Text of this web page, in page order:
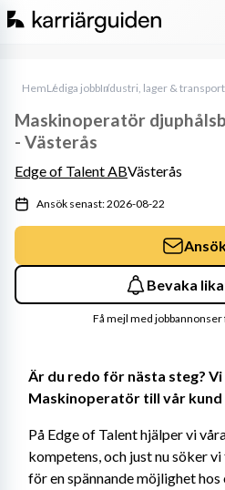
HemLediga jobbIndustri, lager & transport
Är du redo för nästa steg? Vi
Maskinoperatör till vår kund
På Edge of Talent hjälper vi
kompetens, och just nu söker
för en spännande möjlighet
Maskinoperatör
- Västerås
Edge of Talent ABVästerås
Ansök senast: 2026-08-22
Bevaka
Få mejl med